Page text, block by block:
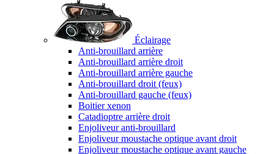
Éclairage
Anti-brouillard arrière
Anti-brouillard arrière droit
Anti-brouillard arrière gauche
Anti-brouillard droit (feux)
Anti-brouillard gauche (feux)
Boitier xenon
Catadioptre arrière droit
Enjoliveur anti-brouillard
Enjoliveur moustache optique avant droit
Enjoliveur moustache optique avant gauche